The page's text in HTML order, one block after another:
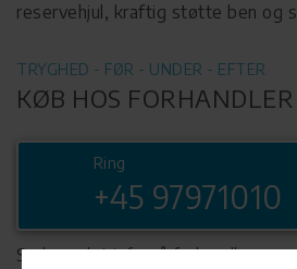
reservehjul, kraftig støtte ben og
TRYGHED - FØR - UNDER - EFTER
KØB HOS FORHANDLER
Ring
+45 97971010
Se komplet info på forhandlerens